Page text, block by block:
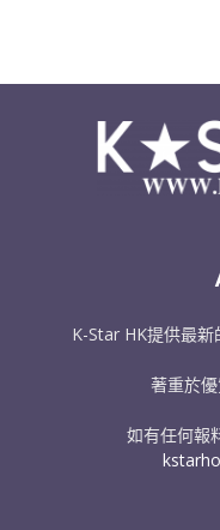
K-Star HK提供最
著重於
如有任何報